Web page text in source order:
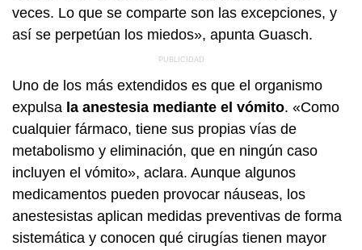
veces. Lo que se comparte son las excepciones, y
así se perpetúan los miedos», apunta Guasch.
Uno de los más extendidos es que el organismo
expulsa la anestesia mediante el vómito. «Como
cualquier fármaco, tiene sus propias vías de
metabolismo y eliminación, que en ningún caso
incluyen el vómito», aclara. Aunque algunos
medicamentos pueden provocar náuseas, los
anestesistas aplican medidas preventivas de forma
sistemática y conocen qué cirugías tienen mayor